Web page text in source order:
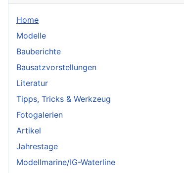
Home
Modelle
Bauberichte
Bausatzvorstellungen
Literatur
Tipps, Tricks & Werkzeug
Fotogalerien
Artikel
Jahrestage
Modellmarine/IG-Waterline